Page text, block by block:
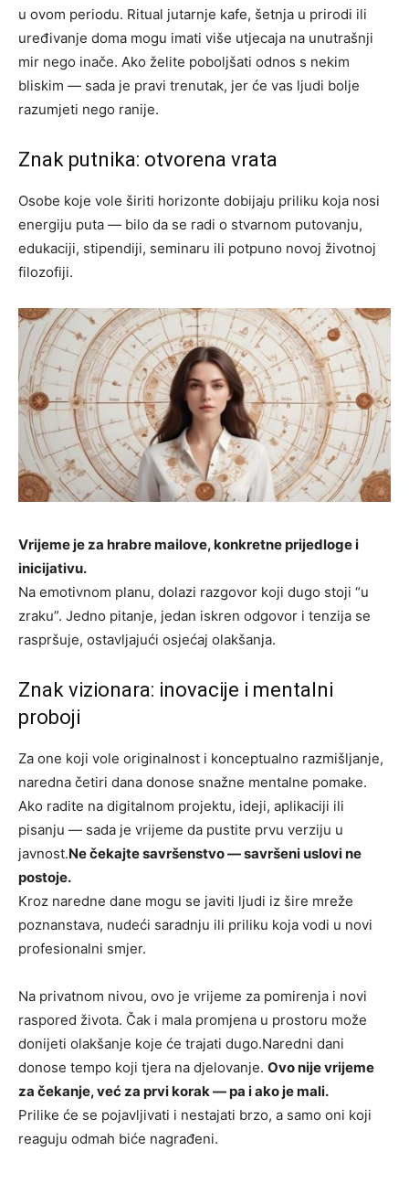
u ovom periodu. Ritual jutarnje kafe, šetnja u prirodi ili
uređivanje doma mogu imati više utjecaja na unutrašnji
mir nego inače. Ako želite poboljšati odnos s nekim
bliskim — sada je pravi trenutak, jer će vas ljudi bolje
razumjeti nego ranije.
Znak putnika: otvorena vrata
Osobe koje vole širiti horizonte dobijaju priliku koja nosi
energiju puta — bilo da se radi o stvarnom putovanju,
edukaciji, stipendiji, seminaru ili potpuno novoj životnoj
filozofiji.
Vrijeme je za hrabre mailove, konkretne prijedloge i
inicijativu.
Na emotivnom planu, dolazi razgovor koji dugo stoji “u
zraku”. Jedno pitanje, jedan iskren odgovor i tenzija se
raspršuje, ostavljajući osjećaj olakšanja.
Znak vizionara: inovacije i mentalni
proboji
Za one koji vole originalnost i konceptualno razmišljanje,
naredna četiri dana donose snažne mentalne pomake.
Ako radite na digitalnom projektu, ideji, aplikaciji ili
pisanju — sada je vrijeme da pustite prvu verziju u
javnost.Ne čekajte savršenstvo — savršeni uslovi ne
postoje.
Kroz naredne dane mogu se javiti ljudi iz šire mreže
poznanstava, nudeći saradnju ili priliku koja vodi u novi
profesionalni smjer.
Na privatnom nivou, ovo je vrijeme za pomirenja i novi
raspored života. Čak i mala promjena u prostoru može
donijeti olakšanje koje će trajati dugo.Naredni dani
donose tempo koji tjera na djelovanje. Ovo nije vrijeme
za čekanje, već za prvi korak — pa i ako je mali.
Prilike će se pojavljivati i nestajati brzo, a samo oni koji
reaguju odmah biće nagrađeni.